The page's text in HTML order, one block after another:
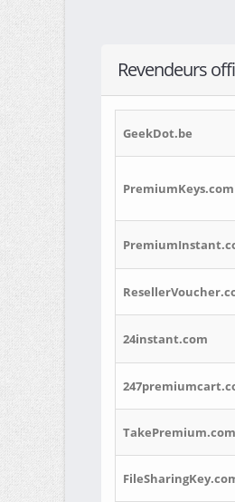
Revendeurs
GeekDot.be
PremiumKeys.com
24instant.com
TakePremium.com